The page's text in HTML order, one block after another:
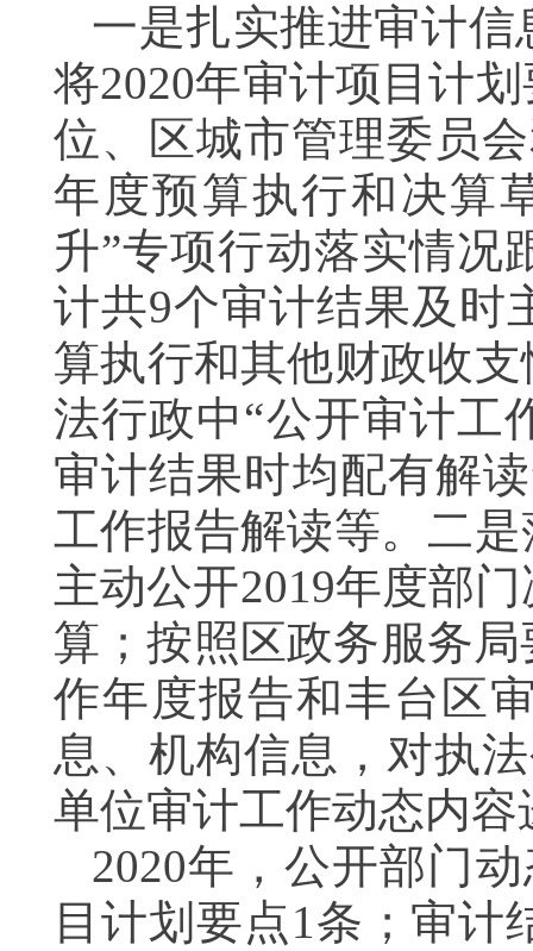
一是扎实推进审计
将2020年审计项目计
位、区城市管理委员
年度预算执行和决算
升”专项行动落实情况
计共9个审计结果及时
算执行和其他财政收
法行政中“公开审计工
审计结果时均配有解
工作报告解读等。二
主动公开2019年度部
算；按照区政务服务
作年度报告和丰台区
息、机构信息，对执
单位审计工作动态内容
2020年，公开部门
目计划要点1条；审计